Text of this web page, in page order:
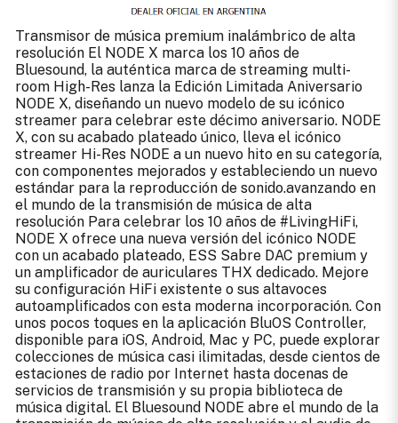
Transmisor de música premium inalámbrico de alta
resolución El NODE X marca los 10 años de
Bluesound, la auténtica marca de streaming multi-
room High-Res lanza la Edición Limitada Aniversario
NODE X, diseñando un nuevo modelo de su icónico
streamer para celebrar este décimo aniversario. NODE
X, con su acabado plateado único, lleva el icónico
streamer Hi-Res NODE a un nuevo hito en su categoría,
con componentes mejorados y estableciendo un nuevo
estándar para la reproducción de sonido.avanzando en
el mundo de la transmisión de música de alta
resolución Para celebrar los 10 años de #LivingHiFi,
NODE X ofrece una nueva versión del icónico NODE
con un acabado plateado, ESS Sabre DAC premium y
un amplificador de auriculares THX dedicado. Mejore
su configuración HiFi existente o sus altavoces
autoamplificados con esta moderna incorporación. Con
unos pocos toques en la aplicación BluOS Controller,
disponible para iOS, Android, Mac y PC, puede explorar
colecciones de música casi ilimitadas, desde cientos de
estaciones de radio por Internet hasta docenas de
servicios de transmisión y su propia biblioteca de
música digital. El Bluesound NODE abre el mundo de la